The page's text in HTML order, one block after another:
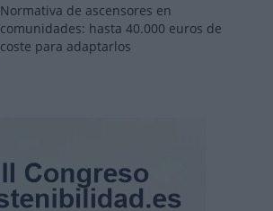
Normativa de ascensores en
comunidades: hasta 40.000 euros de
coste para adaptarlos